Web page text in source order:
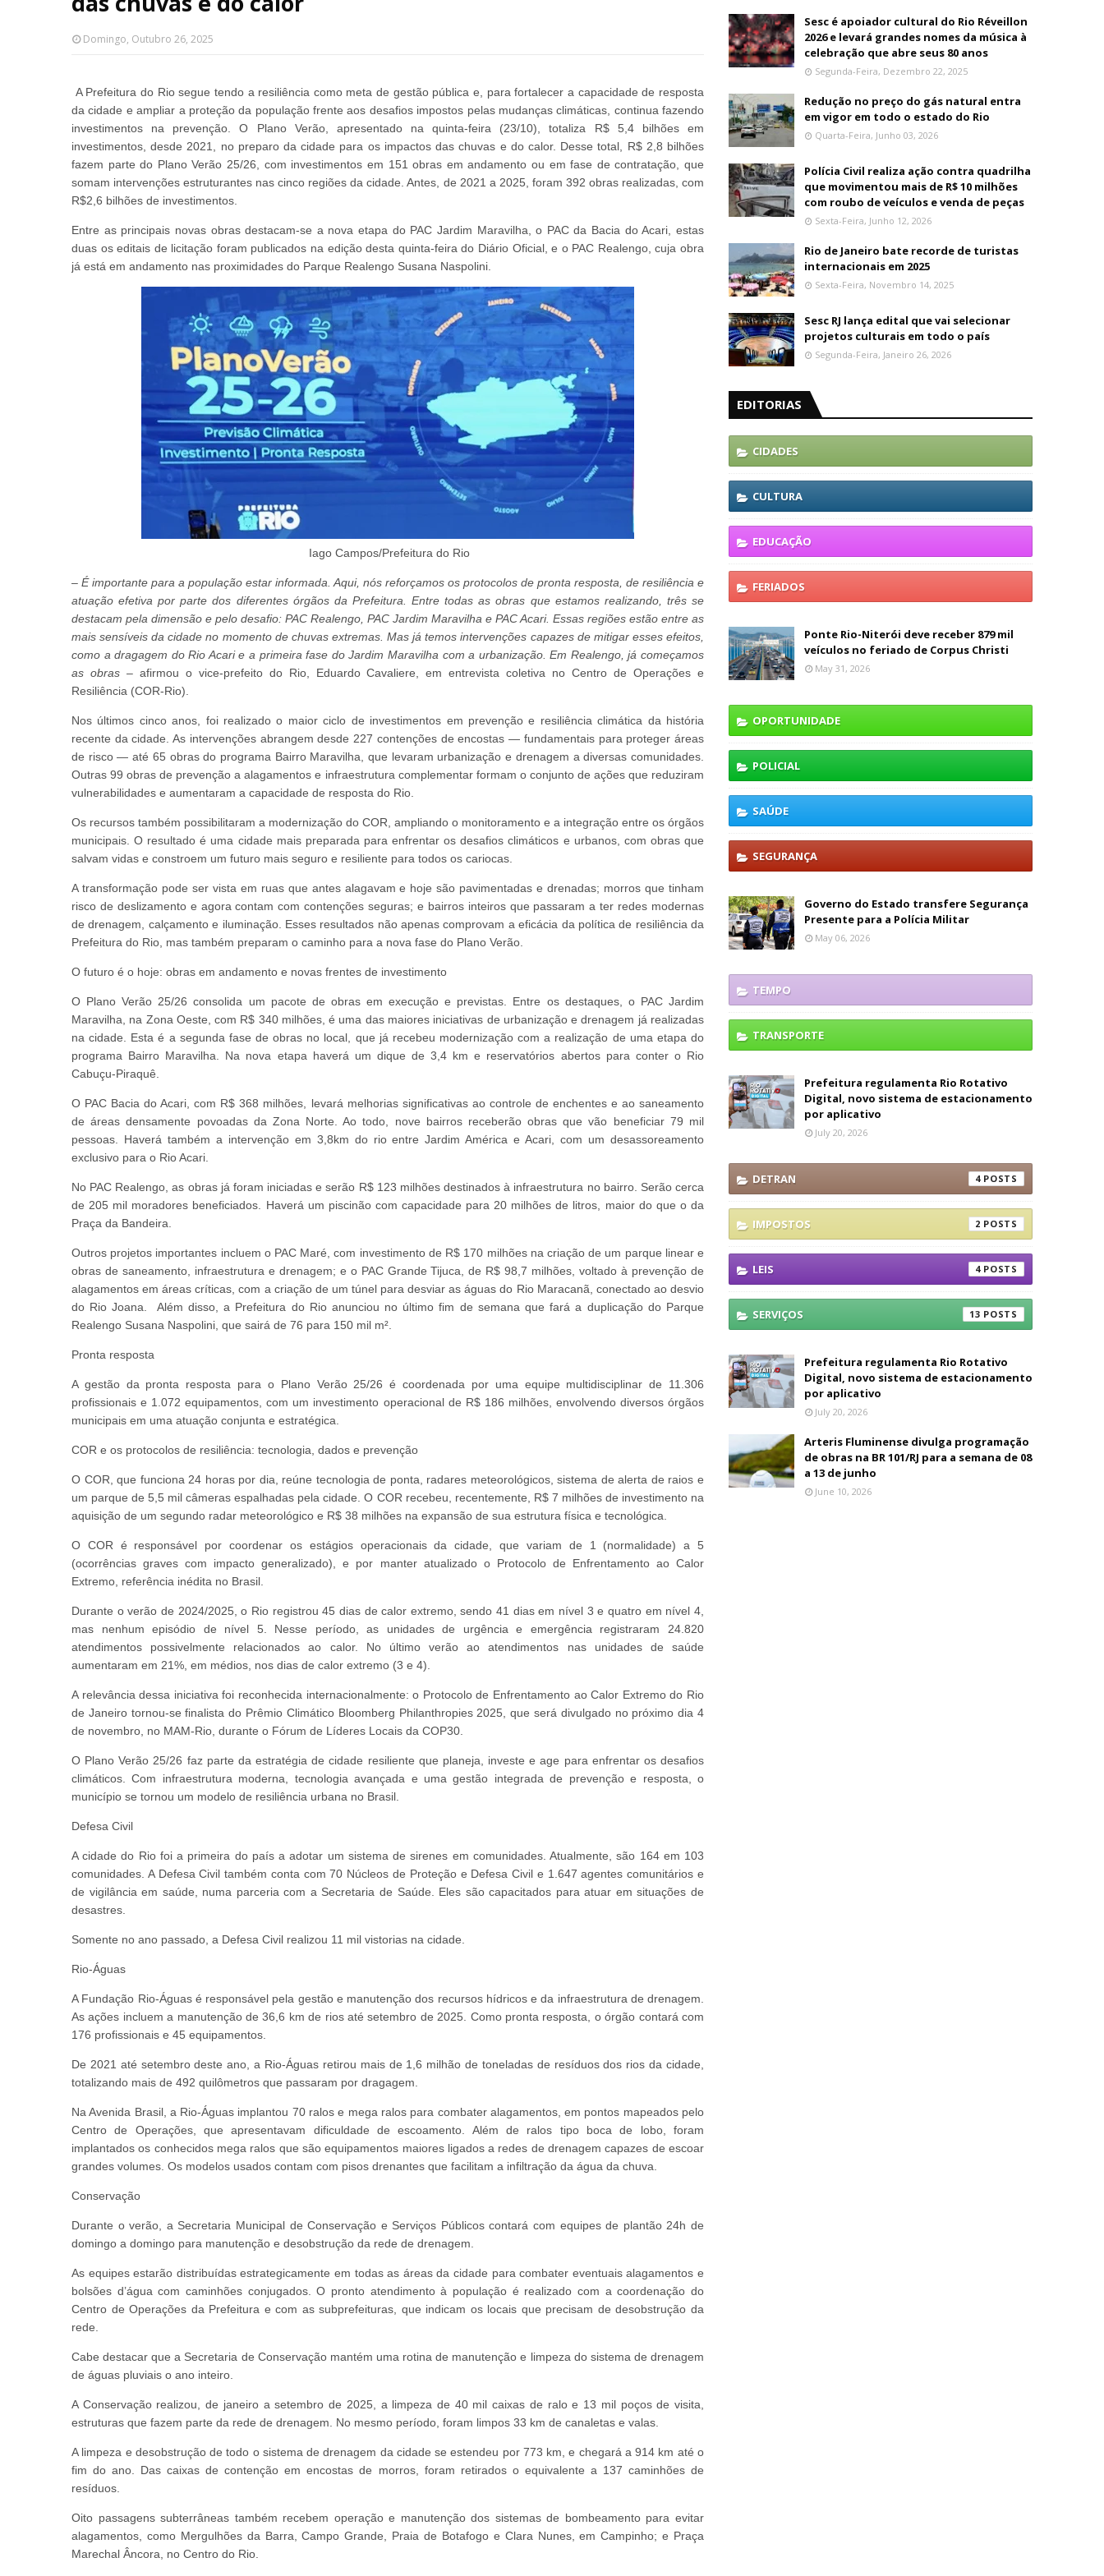
Domingo, Outubro 26, 2025
A Prefeitura do Rio segue tendo a resiliência como meta de gestão pública e, para fortalecer a capacidade de resposta
da cidade e ampliar a proteção da população frente aos desafios impostos pelas mudanças climáticas, continua fazendo
investimentos na prevenção. O Plano Verão, apresentado na quinta-feira (23/10), totaliza R$ 5,4 bilhões em
investimentos, desde 2021, no preparo da cidade para os impactos das chuvas e do calor. Desse total, R$ 2,8 bilhões
fazem parte do Plano Verão 25/26, com investimentos em 151 obras em andamento ou em fase de contratação, que
somam intervenções estruturantes nas cinco regiões da cidade. Antes, de 2021 a 2025, foram 392 obras realizadas, com
R$2,6 bilhões de investimentos.
Entre as principais novas obras destacam-se a nova etapa do PAC Jardim Maravilha, o PAC da Bacia do Acari, estas
duas os editais de licitação foram publicados na edição desta quinta-feira do Diário Oficial, e o PAC Realengo, cuja obra
já está em andamento nas proximidades do Parque Realengo Susana Naspolini.
Iago Campos/Prefeitura do Rio
– É importante para a população estar informada. Aqui, nós reforçamos os protocolos de pronta resposta, de resiliência e
atuação efetiva por parte dos diferentes órgãos da Prefeitura. Entre todas as obras que estamos realizando, três se
destacam pela dimensão e pelo desafio: PAC Realengo, PAC Jardim Maravilha e PAC Acari. Essas regiões estão entre as
mais sensíveis da cidade no momento de chuvas extremas. Mas já temos intervenções capazes de mitigar esses efeitos,
como a dragagem do Rio Acari e a primeira fase do Jardim Maravilha com a urbanização. Em Realengo, já começamos
as obras– afirmou o vice-prefeito do Rio, Eduardo Cavaliere, em entrevista coletiva no Centro de Operações e
Resiliência (COR-Rio).
Nos últimos cinco anos, foi realizado o maior ciclo de investimentos em prevenção e resiliência climática da história
recente da cidade. As intervenções abrangem desde 227 contenções de encostas — fundamentais para proteger áreas
de risco — até 65 obras do programa Bairro Maravilha, que levaram urbanização e drenagem a diversas comunidades.
Outras 99 obras de prevenção a alagamentos e infraestrutura complementar formam o conjunto de ações que reduziram
vulnerabilidades e aumentaram a capacidade de resposta do Rio.
Os recursos também possibilitaram a modernização do COR, ampliando o monitoramento e a integração entre os órgãos
municipais. O resultado é uma cidade mais preparada para enfrentar os desafios climáticos e urbanos, com obras que
salvam vidas e constroem um futuro mais seguro e resiliente para todos os cariocas.
A transformação pode ser vista em ruas que antes alagavam e hoje são pavimentadas e drenadas; morros que tinham
risco de deslizamento e agora contam com contenções seguras; e bairros inteiros que passaram a ter redes modernas
de drenagem, calçamento e iluminação. Esses resultados não apenas comprovam a eficácia da política de resiliência da
Prefeitura do Rio, mas também preparam o caminho para a nova fase do Plano Verão.
O futuro é o hoje: obras em andamento e novas frentes de investimento
O Plano Verão 25/26 consolida um pacote de obras em execução e previstas. Entre os destaques, o PAC Jardim
Maravilha, na Zona Oeste, com R$ 340 milhões, é uma das maiores iniciativas de urbanização e drenagem já realizadas
na cidade. Esta é a segunda fase de obras no local, que já recebeu modernização com a realização de uma etapa do
programa Bairro Maravilha. Na nova etapa haverá um dique de 3,4 km e reservatórios abertos para conter o Rio
Cabuçu-Piraquê.
O PAC Bacia do Acari, com R$ 368 milhões, levará melhorias significativas ao controle de enchentes e ao saneamento
de áreas densamente povoadas da Zona Norte. Ao todo, nove bairros receberão obras que vão beneficiar 79 mil
pessoas. Haverá também a intervenção em 3,8km do rio entre Jardim América e Acari, com um desassoreamento
exclusivo para o Rio Acari.
No PAC Realengo, as obras já foram iniciadas e serão R$ 123 milhões destinados à infraestrutura no bairro. Serão cerca
de 205 mil moradores beneficiados. Haverá um piscinão com capacidade para 20 milhões de litros, maior do que o da
Praça da Bandeira.
Outros projetos importantes incluem o PAC Maré, com investimento de R$ 170 milhões na criação de um parque linear e
obras de saneamento, infraestrutura e drenagem; e o PAC Grande Tijuca, de R$ 98,7 milhões, voltado à prevenção de
alagamentos em áreas críticas, com a criação de um túnel para desviar as águas do Rio Maracanã, conectado ao desvio
do Rio Joana. Além disso, a Prefeitura do Rio anunciou no último fim de semana que fará a duplicação do Parque
Realengo Susana Naspolini, que sairá de 76 para 150 mil m².
Pronta resposta
A gestão da pronta resposta para o Plano Verão 25/26 é coordenada por uma equipe multidisciplinar de 11.306
profissionais e 1.072 equipamentos, com um investimento operacional de R$ 186 milhões, envolvendo diversos órgãos
municipais em uma atuação conjunta e estratégica.
COR e os protocolos de resiliência: tecnologia, dados e prevenção
O COR, que funciona 24 horas por dia, reúne tecnologia de ponta, radares meteorológicos, sistema de alerta de raios e
um parque de 5,5 mil câmeras espalhadas pela cidade. O COR recebeu, recentemente, R$ 7 milhões de investimento na
aquisição de um segundo radar meteorológico e R$ 38 milhões na expansão de sua estrutura física e tecnológica.
O COR é responsável por coordenar os estágios operacionais da cidade, que variam de 1 (normalidade) a 5
(ocorrências graves com impacto generalizado), e por manter atualizado o Protocolo de Enfrentamento ao Calor
Extremo, referência inédita no Brasil.
Durante o verão de 2024/2025, o Rio registrou 45 dias de calor extremo, sendo 41 dias em nível 3 e quatro em nível 4,
mas nenhum episódio de nível 5. Nesse período, as unidades de urgência e emergência registraram 24.820
atendimentos possivelmente relacionados ao calor. No último verão ao atendimentos nas unidades de saúde
aumentaram em 21%, em médios, nos dias de calor extremo (3 e 4).
A relevância dessa iniciativa foi reconhecida internacionalmente: o Protocolo de Enfrentamento ao Calor Extremo do Rio
de Janeiro tornou-se finalista do Prêmio Climático Bloomberg Philanthropies 2025, que será divulgado no próximo dia 4
de novembro, no MAM-Rio, durante o Fórum de Líderes Locais da COP30.
O Plano Verão 25/26 faz parte da estratégia de cidade resiliente que planeja, investe e age para enfrentar os desafios
climáticos. Com infraestrutura moderna, tecnologia avançada e uma gestão integrada de prevenção e resposta, o
município se tornou um modelo de resiliência urbana no Brasil.
Defesa Civil
A cidade do Rio foi a primeira do país a adotar um sistema de sirenes em comunidades. Atualmente, são 164 em 103
comunidades. A Defesa Civil também conta com 70 Núcleos de Proteção e Defesa Civil e 1.647 agentes comunitários e
de vigilância em saúde, numa parceria com a Secretaria de Saúde. Eles são capacitados para atuar em situações de
desastres.
Somente no ano passado, a Defesa Civil realizou 11 mil vistorias na cidade.
Rio-Águas
A Fundação Rio-Águas é responsável pela gestão e manutenção dos recursos hídricos e da infraestrutura de drenagem.
As ações incluem a manutenção de 36,6 km de rios até setembro de 2025. Como pronta resposta, o órgão contará com
176 profissionais e 45 equipamentos.
De 2021 até setembro deste ano, a Rio-Águas retirou mais de 1,6 milhão de toneladas de resíduos dos rios da cidade,
totalizando mais de 492 quilômetros que passaram por dragagem.
Na Avenida Brasil, a Rio-Águas implantou 70 ralos e mega ralos para combater alagamentos, em pontos mapeados pelo
Centro de Operações, que apresentavam dificuldade de escoamento. Além de ralos tipo boca de lobo, foram
implantados os conhecidos mega ralos que são equipamentos maiores ligados a redes de drenagem capazes de escoar
grandes volumes. Os modelos usados contam com pisos drenantes que facilitam a infiltração da água da chuva.
Conservação
Durante o verão, a Secretaria Municipal de Conservação e Serviços Públicos contará com equipes de plantão 24h de
domingo a domingo para manutenção e desobstrução da rede de drenagem.
As equipes estarão distribuídas estrategicamente em todas as áreas da cidade para combater eventuais alagamentos e
bolsões d’água com caminhões conjugados. O pronto atendimento à população é realizado com a coordenação do
Centro de Operações da Prefeitura e com as subprefeituras, que indicam os locais que precisam de desobstrução da
rede.
Cabe destacar que a Secretaria de Conservação mantém uma rotina de manutenção e limpeza do sistema de drenagem
de águas pluviais o ano inteiro.
A Conservação realizou, de janeiro a setembro de 2025, a limpeza de 40 mil caixas de ralo e 13 mil poços de visita,
estruturas que fazem parte da rede de drenagem. No mesmo período, foram limpos 33 km de canaletas e valas.
A limpeza e desobstrução de todo o sistema de drenagem da cidade se estendeu por 773 km, e chegará a 914 km até o
fim do ano. Das caixas de contenção em encostas de morros, foram retirados o equivalente a 137 caminhões de
resíduos.
Oito passagens subterrâneas também recebem operação e manutenção dos sistemas de bombeamento para evitar
alagamentos, como Mergulhões da Barra, Campo Grande, Praia de Botafogo e Clara Nunes, em Campinho; e Praça
Marechal Âncora, no Centro do Rio.
Sesc é apoiador cultural do Rio Réveillon
2026 e levará grandes nomes da música à
celebração que abre seus 80 anos
Segunda-Feira, Dezembro 22, 2025
Redução no preço do gás natural entra
em vigor em todo o estado do Rio
Quarta-Feira, Junho 03, 2026
Polícia Civil realiza ação contra quadrilha
que movimentou mais de R$ 10 milhões
com roubo de veículos e venda de peças
Sexta-Feira, Junho 12, 2026
Rio de Janeiro bate recorde de turistas
internacionais em 2025
Sexta-Feira, Novembro 14, 2025
Sesc RJ lança edital que vai selecionar
projetos culturais em todo o país
Segunda-Feira, Janeiro 26, 2026
EDITORIAS
CIDADES
CULTURA
EDUCAÇÃO
FERIADOS
Ponte Rio-Niterói deve receber 879 mil
veículos no feriado de Corpus Christi
May 31, 2026
OPORTUNIDADE
POLICIAL
SAÚDE
SEGURANÇA
Governo do Estado transfere Segurança
Presente para a Polícia Militar
May 06, 2026
TEMPO
TRANSPORTE
Prefeitura regulamenta Rio Rotativo
Digital, novo sistema de estacionamento
por aplicativo
July 20, 2026
DETRAN 4
IMPOSTOS 2
LEIS 4
SERVIÇOS 13
Prefeitura regulamenta Rio Rotativo
Digital, novo sistema de estacionamento
por aplicativo
July 20, 2026
Arteris Fluminense divulga programação
de obras na BR 101/RJ para a semana de 08
a 13 de junho
June 10, 2026